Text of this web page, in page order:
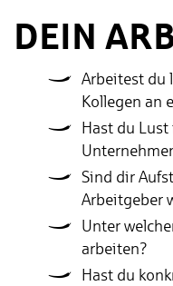
DEIN
Arbeitest du
Kollegen an
Hast du
Sind dir
Arbeitgeber
Unter
arbeiten?
Hast du